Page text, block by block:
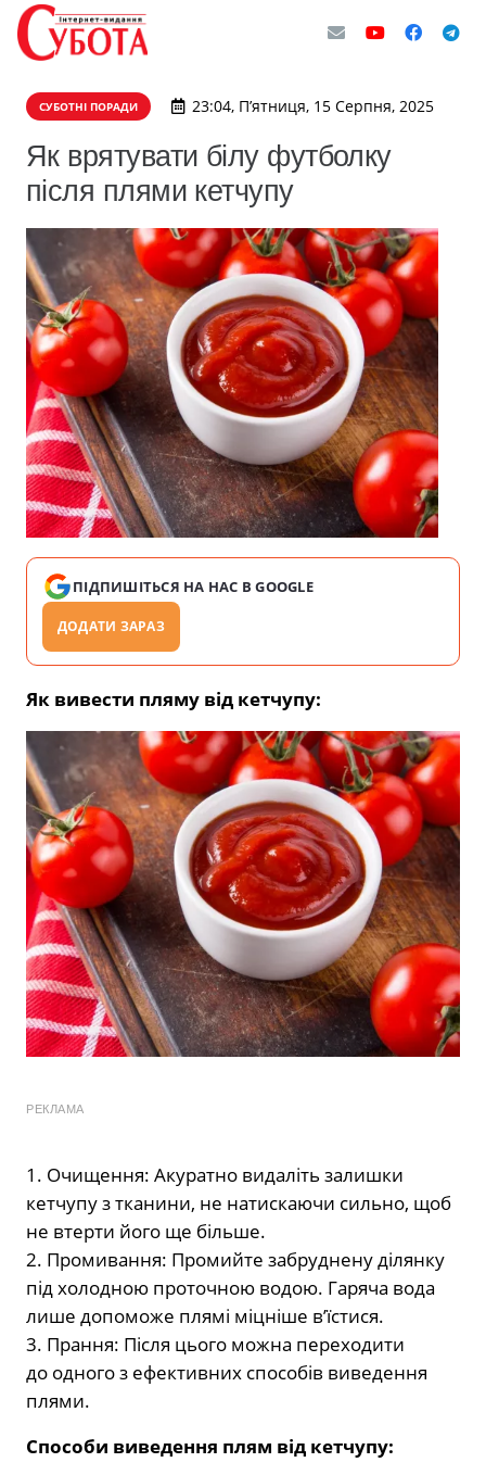
СУБОТНІ ПОРАДИ 23:04, П’ятниця, 15 Серпня, 2025
Як врятувати білу футболку
після плями кетчупу
ПІДПИШІТЬСЯ НА НАС В GOOGLE
ДОДАТИ ЗАРАЗ
Як вивести пляму від кетчупу:
РЕКЛАМА
1. Очищення: Акуратно видаліть залишки
кетчупу з тканини, не натискаючи сильно, щоб
не втерти його ще більше.
2. Промивання: Промийте забруднену ділянку
під холодною проточною водою. Гаряча вода
лише допоможе плямі міцніше в’їстися.
3. Прання: Після цього можна переходити
до одного з ефективних способів виведення
плями.
Способи виведення плям від кетчупу: